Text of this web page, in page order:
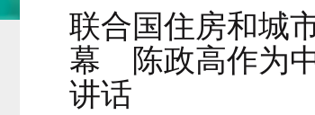
联合国住房和城
幕 陈政高作为
讲话